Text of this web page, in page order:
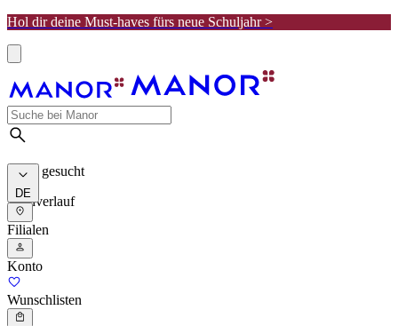
Hol dir deine Must-haves fürs neue Schuljahr >
Meist gesucht
Suchverlauf
DE
Filialen
Konto
Wunschlisten